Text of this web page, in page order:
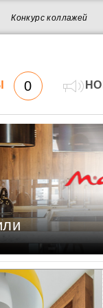
Конкурс коллажей
0